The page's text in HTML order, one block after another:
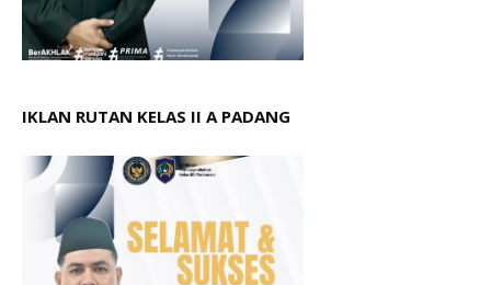
IKLAN RUTAN KELAS II A PADANG